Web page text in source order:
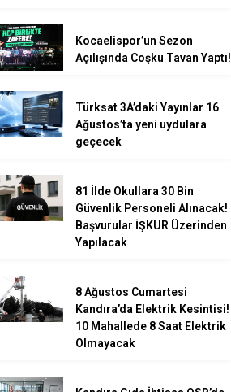
Kocaelispor’un Sezon
Açılışında Coşku Tavan Yaptı!
Türksat 3A’daki Yayınlar 16
Ağustos’ta yeni uydulara
geçecek
81 İlde Okullara 30 Bin
Güvenlik Personeli Alınacak!
Başvurular İŞKUR Üzerinden
Yapılacak
8 Ağustos Cumartesi
Kandıra’da Elektrik Kesintisi!
10 Mahallede 8 Saat Elektrik
Olmayacak